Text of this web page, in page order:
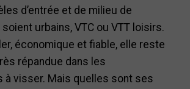
d’entrée et de milieu de
soient urbains, VTC ou VTT loisirs.
économique et fiable, elle reste
répandue dans les
à visser. Mais quelles sont ses